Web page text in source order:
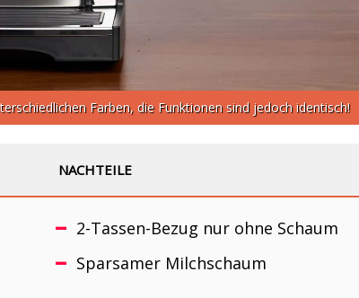
Farben, die Funktionen sind jedoch identisch!
NACHTEILE
2-Tassen-Bezug nur ohne Schaum
Sparsamer Milchschaum